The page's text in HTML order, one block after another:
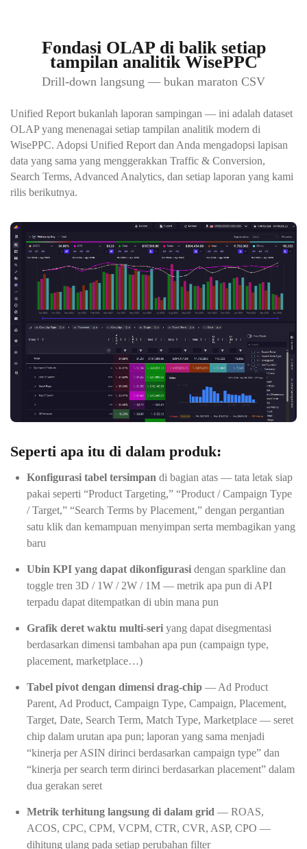
Fondasi OLAP di balik setiap
tampilan analitik WisePPC
Drill-down langsung — bukan maraton CSV
Unified Report bukanlah laporan sampingan — ini adalah dataset
OLAP yang menenagai setiap tampilan analitik modern di
WisePPC. Adopsi Unified Report dan Anda mengadopsi lapisan
data yang sama yang menggerakkan Traffic & Conversion,
Search Terms, Advanced Analytics, dan setiap laporan yang kami
rilis berikutnya.
Seperti apa itu di dalam produk:
Konfigurasi tabel tersimpan di bagian atas — tata letak siap
pakai seperti “Product Targeting,” “Product / Campaign Type
/ Target,” “Search Terms by Placement,” dengan pergantian
satu klik dan kemampuan menyimpan serta membagikan yang
baru
Ubin KPI yang dapat dikonfigurasi dengan sparkline dan
toggle tren 3D / 1W / 2W / 1M — metrik apa pun di API
terpadu dapat ditempatkan di ubin mana pun
Grafik deret waktu multi-seri yang dapat disegmentasi
berdasarkan dimensi tambahan apa pun (campaign type,
placement, marketplace…)
Tabel pivot dengan dimensi drag-chip — Ad Product
Parent, Ad Product, Campaign Type, Campaign, Placement,
Target, Date, Search Term, Match Type, Marketplace — seret
chip dalam urutan apa pun; laporan yang sama menjadi
“kinerja per ASIN dirinci berdasarkan campaign type” dan
“kinerja per search term dirinci berdasarkan placement” dalam
dua gerakan seret
Metrik terhitung langsung di dalam grid — ROAS,
ACOS, CPC, CPM, VCPM, CTR, CVR, ASP, CPO —
dihitung ulang pada setiap perubahan filter